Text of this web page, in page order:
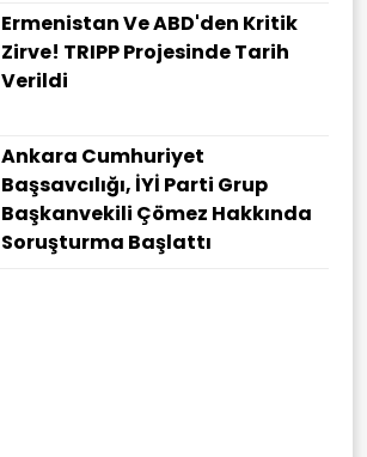
Ermenistan Ve ABD'den Kritik
Zirve! TRIPP Projesinde Tarih
Verildi
Ankara Cumhuriyet
Başsavcılığı, İYİ Parti Grup
Başkanvekili Çömez Hakkında
Soruşturma Başlattı